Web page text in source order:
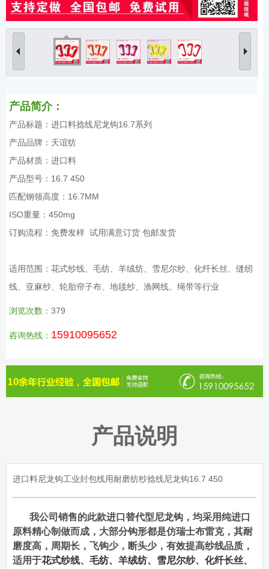
产品简介：
产品标题：进口料捻线尼龙钩16.7系列
产品品牌：天谊纺
产品材质：进口料
产品型号：16.7 450
匹配钢领高度：16.7MM
ISO重量：450mg
订购流程：免费发样 试用满意订货 包邮发货
适用范围：花式纱线、毛纺、羊绒纺、雪尼尔纱、化纤长丝、缝纫
线、亚麻纱、轮胎帘子布、地毯纱、渔网线、绳带等行业
浏览次数： 379
咨询热线： 15910095652
产品说明
进口料尼龙钩工业封包线用耐磨纺纱捻线尼龙钩16.7 450
我公司销售的此款进口替代型尼龙钩，均采用纯进口
原料精心制做而成，大部分钩形都是仿瑞士布雷克，其耐
磨度高，周期长，飞钩少，断头少，有效提高纱线品质，
适用于花式纱线、毛纺、羊绒纺、雪尼尔纱、化纤长丝、